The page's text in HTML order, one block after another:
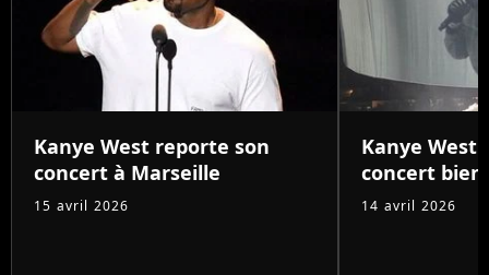
Kanye West reporte son
concert à Marseille
15 avril 2026
Kanye West
concert
14 avril 2026